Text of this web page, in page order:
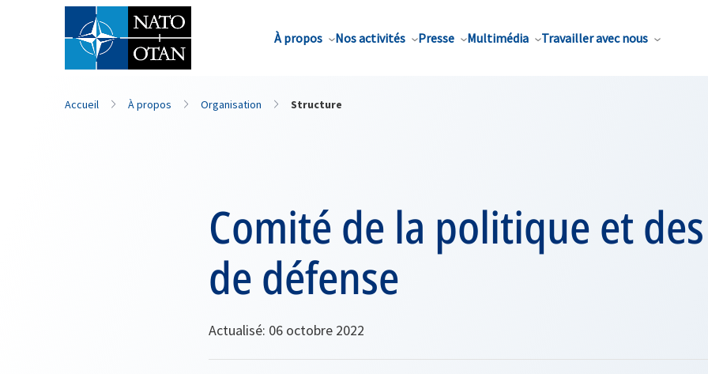
À propos Nos activités Presse Multimédia Travailler avec nous
Nom de famille*
Accueil À propos Organisation Structure
Comité de la politique et
de défense
Actualisé: 06 octobre 2022